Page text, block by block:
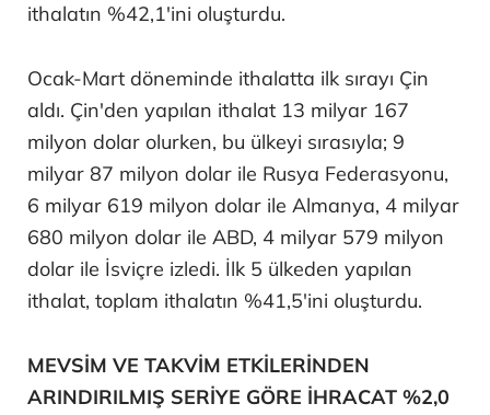
ithalatın %42,1'ini oluşturdu.
Ocak-Mart döneminde ithalatta ilk sırayı Çin
aldı. Çin'den yapılan ithalat 13 milyar 167
milyon dolar olurken, bu ülkeyi sırasıyla; 9
milyar 87 milyon dolar ile Rusya Federasyonu,
6 milyar 619 milyon dolar ile Almanya, 4 milyar
680 milyon dolar ile ABD, 4 milyar 579 milyon
dolar ile İsviçre izledi. İlk 5 ülkeden yapılan
ithalat, toplam ithalatın %41,5'ini oluşturdu.
MEVSİM VE TAKVİM ETKİLERİNDEN
ARINDIRILMIŞ SERİYE GÖRE İHRACAT %2,0